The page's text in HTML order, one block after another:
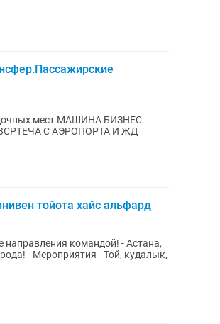
тойота хайс альфард
командой! - Астана,
- Мероприятия - Той, кудалык,